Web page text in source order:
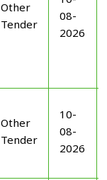
Other
Tender
08-
2026
Other
Tender
10-
08-
2026